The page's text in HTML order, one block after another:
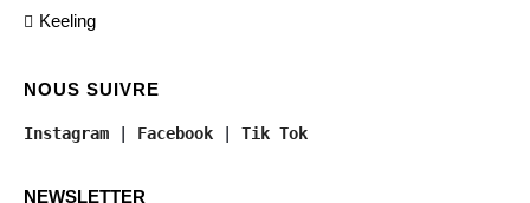
Keeling
NOUS SUIVRE
Instagram | Facebook | Tik Tok
NEWSLETTER